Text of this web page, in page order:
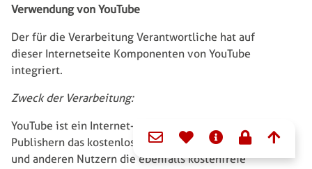
Verwendung von YouTube
Der für die Verarbeitung Verantwortliche hat auf
dieser Internetseite Komponenten von YouTube
integriert.
Zweck der Verarbeitung:
YouTube ist ein Internet-Videoportal, dass Video-
Publishern das kostenlose Einstellen von Videoclips
und anderen Nutzern die ebenfalls kostenfreie
Domain menu for